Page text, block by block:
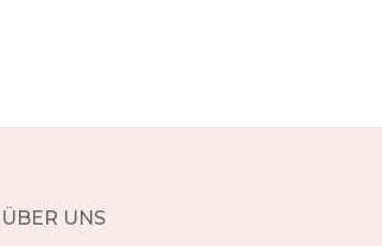
ÜBER UNS